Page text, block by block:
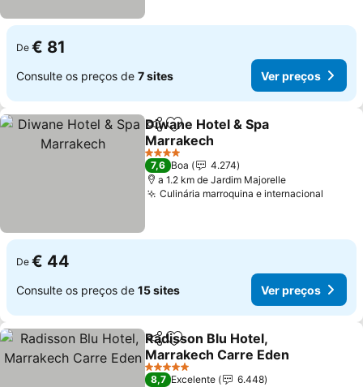
De € 81
Consulte os preços de 7 sites Ver preços
PartilharAdicionar aos favoritos
Diwane Hotel & Spa
Marrakech
Ver preços
4 Estrelas
7,6 Boa
4.274
a 1.2 km de Jardim Majorelle
Culinária marroquina e internacional
De € 44
Consulte os preços de 15 sites Ver preços
PartilharAdicionar aos favoritos
Radisson Blu Hotel,
Marrakech Carre Eden
Ver preços
5 Estrelas
8,7 Excelente
6.448